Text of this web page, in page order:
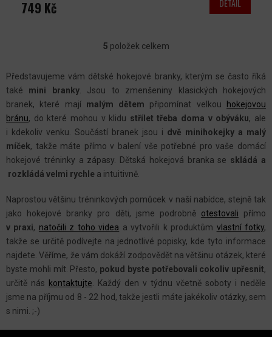
749 Kč DETAIL
V
L
Á
D
A
C
Í
P
R
V
K
Y
V
Ý
P
S
5 položek celkem
Představujeme vám dětské hokejové branky, kterým se často říká
také mini branky. Jsou to zmenšeniny klasických hokejových
branek, které mají malým dětem připomínat velkou
hokejovou
bránu, do které mohou v klidu střílet třeba doma v obýváku, ale
i kdekoliv venku. Součástí branek jsou i dvě minihokejky a malý
míček, takže máte přímo v balení vše potřebné pro vaše domácí
hokejové tréninky a zápasy. Dětská hokejová branka se skládá a
rozkládá velmi rychle a intuitivně.
Naprostou většinu tréninkových pomůcek v naší nabídce, stejně tak
jako hokejové branky pro děti, jsme podrobně otestovali přímo
v praxi, natočili z toho videa a vytvořili k produktům vlastní fotky,
takže se určitě podívejte na jednotlivé popisky, kde tyto informace
najdete. Věříme, že vám dokáží zodpovědět na většinu otázek, které
byste mohli mít. Přesto, pokud byste potřebovali cokoliv upřesnit,
určitě nás kontaktujte. Každý den v týdnu včetně soboty i neděle
jsme na příjmu od 8 - 22 hod, takže jestli máte jakékoliv otázky, sem
s nimi. ;-)